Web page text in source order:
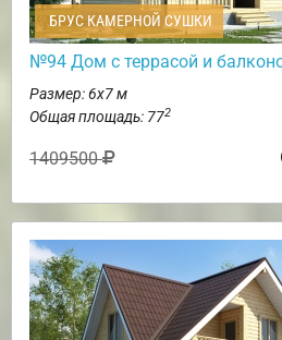
БРУС КАМЕРНОЙ СУШКИ
№94 Дом с террасой и
Размер: 6х7 м
Общая площадь: 772
1409500